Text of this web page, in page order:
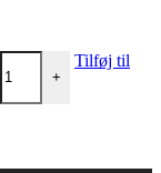
+
Tilføj til